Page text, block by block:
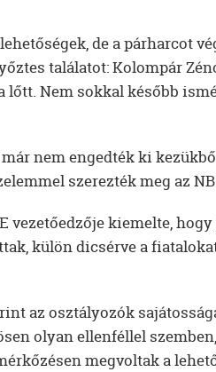
de a párharcot
találatot: Kolompár
Nem sokkal később
nem engedték ki
szerezték meg az
vezetőedzője kiemelte,
külön dicsérve a
az osztályozók
olyan ellenféllel
megvoltak a